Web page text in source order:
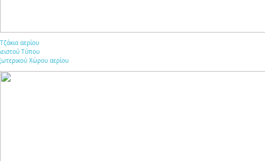
Τζάκια αερίου
Τύπου
Χώρου αερίου